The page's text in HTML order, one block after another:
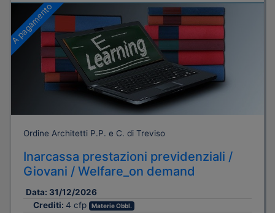
A pagamento
Ordine Architetti P.P. e C. di Treviso
Inarcassa prestazioni previdenziali /
Giovani / Welfare_on demand
Data: 31/12/2026
Crediti: 4 cfp Materie Obbl.